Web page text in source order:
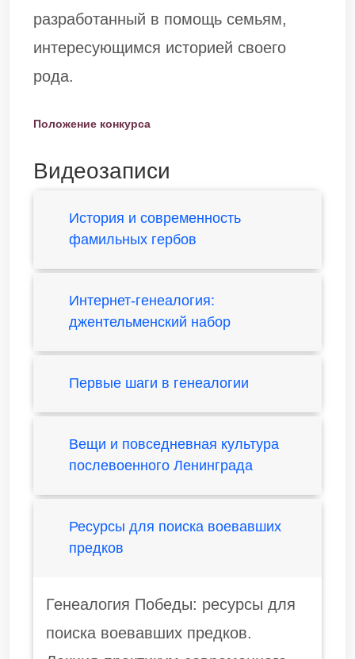
разработанный в помощь семьям,
интересующимся историей своего
рода.
Положение конкурса
Видеозаписи
История и современность
фамильных гербов
Интернет-генеалогия:
джентельменский набор
Первые шаги в генеалогии
Вещи и повседневная культура
послевоенного Ленинграда
Ресурсы для поиска воевавших
предков
Генеалогия Победы: ресурсы для
поиска воевавших предков.